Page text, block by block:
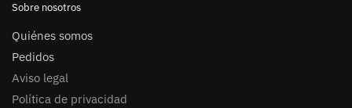
Sobre nosotros
Quiénes somos
Pedidos
Aviso legal
Política de privacidad